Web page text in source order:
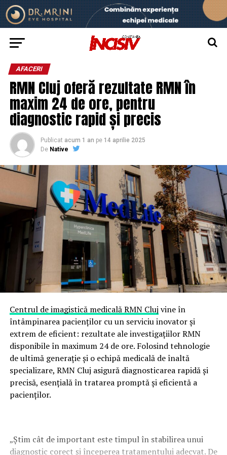
AFACERI
RMN Cluj oferă rezultate RMN în
maxim 24 de ore, pentru
diagnostic rapid și precis
Publicat acum 1 an pe 14 aprilie 2025
De Native
Centrul de imagistică medicală RMN Cluj vine în
întâmpinarea pacienților cu un serviciu inovator și
extrem de eficient: rezultate ale investigațiilor RMN
disponibile în maximum 24 de ore. Folosind tehnologie
de ultimă generație și o echipă medicală de înaltă
specializare, RMN Cluj asigură diagnosticarea rapidă și
precisă, esențială în tratarea promptă și eficientă a
pacienților.
„Știm cât de important este timpul în stabilirea unui
diagnostic corect și începerea tratamentului adecvat. De